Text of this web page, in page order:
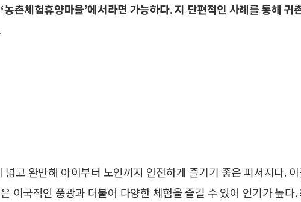
촌체험휴양마을’에서라면 가능하다. 지 단편적인 사례를 통해 귀
넓고 완만해 아이부터 노인까지 안전하게 즐기기 좋은 피서지다.
이국적인 풍광과 더불어 다양한 체험을 즐길 수 있어 인기가 높다